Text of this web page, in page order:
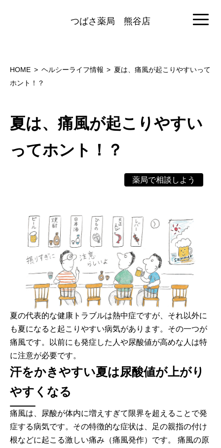
つばさ薬局 熊谷店
HOME ヘルシーライフ情報
夏は、痛風が起こりやすいって
ホント！？
夏は、痛風が起こりやすい
ってホント！？
薬局で相談しよう
夏の代表的な健康トラブルは熱中症ですが、それ以外に
も夏になると起こりやすい病気があります。その一つが
痛風です。以前にも発症した人や尿酸値が高めな人は特
に注意が必要です。
汗をかきやすい夏は尿酸値が上がり
やすくなる
痛風は、尿酸が体内に増えすぎて限界を超えることで発
症する病気です。その特徴的な症状は、足の親指の付け
根などに起こる激しい痛み（痛風発作）です。 痛風の原